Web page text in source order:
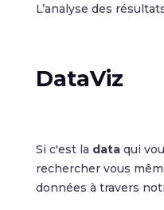
L’analyse des
DataViz
Si c'est la dataqui
rechercher vous
données à travers